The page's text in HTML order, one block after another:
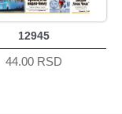
12945
44.00 RSD